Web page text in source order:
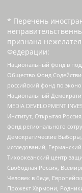
* Перечень
признана
Федерации:
Национальный фонд в
Общество Фонд
российский фонд по
Национальный
MEDIA DEVELOPMENT
Институт, Открытая
фонд регионального
Демократические
исследований,
Тихоокеанский центр
Свободная Россия,
Человек в беде,
Прожект Хармони,